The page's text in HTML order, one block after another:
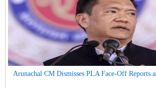
Arunachal CM Dismisses PLA Face-Off Reports